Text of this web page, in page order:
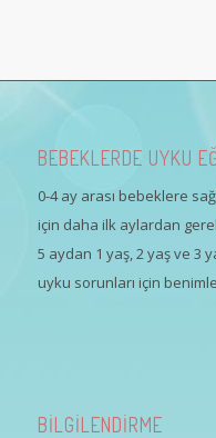
BEBEKLERDE UYKU
0-4 ay arası bebeklere
için daha ilk aylardan
5 aydan 1 yaş, 2 yaş ve 3
uyku sorunları için
BİLGİLENDİRME